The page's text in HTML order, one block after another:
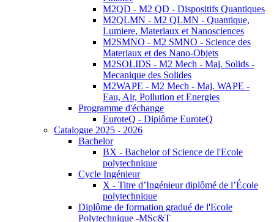
M2QD - M2 QD - Dispositifs Quantiques
M2QLMN - M2 QLMN - Quantique,
Lumiere, Materiaux et Nanosciences
M2SMNO - M2 SMNO - Science des
Materiaux et des Nano-Objets
M2SOLIDS - M2 Mech - Maj. Solids -
Mecanique des Solides
M2WAPE - M2 Mech - Maj. WAPE -
Eau, Air, Pollution et Energies
Programme d'échange
EuroteQ - Diplôme EuroteQ
Catalogue 2025 - 2026
Bachelor
BX - Bachelor of Science de l'Ecole
polytechnique
Cycle Ingénieur
X - Titre d’Ingénieur diplômé de l’École
polytechnique
Diplôme de formation gradué de l'Ecole
Polytechnique -MSc&T